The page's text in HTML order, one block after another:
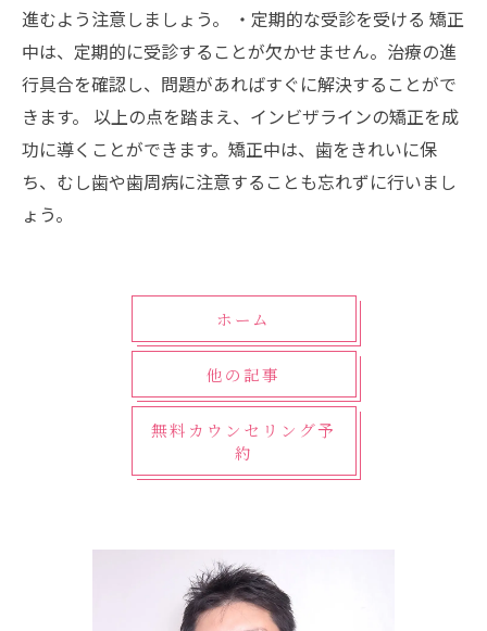
進むよう注意しましょう。 ・定期的な受診を受ける 矯正
中は、定期的に受診することが欠かせません。治療の進
行具合を確認し、問題があればすぐに解決することがで
きます。 以上の点を踏まえ、インビザラインの矯正を成
功に導くことができます。矯正中は、歯をきれいに保
ち、むし歯や歯周病に注意することも忘れずに行いまし
ょう。
ホーム
他の記事
無料カウンセリング予
約